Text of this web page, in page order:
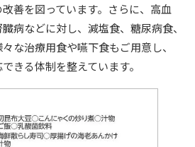
善を図っています。さらに、高血
病などに対し、減塩食、糖尿病食、
な治療用食や嚥下食もご用意し、
きる体制を整えています。